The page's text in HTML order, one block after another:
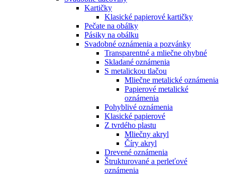
Kartičky
Klasické papierové kartičky
Pečate na obálky
Pásiky na obálku
Svadobné oznámenia a pozvánky
Transparentné a mliečne ohybné
Skladané oznámenia
S metalickou tlačou
Mliečne metalické oznámenia
Papierové metalické
oznámenia
Pohyblivé oznámenia
Klasické papierové
Z tvrdého plastu
Mliečny akryl
Číry akryl
Drevené oznámenia
Štrukturované a perleťové
oznámenia